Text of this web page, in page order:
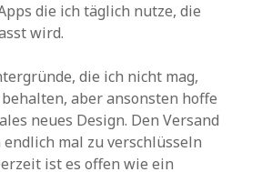
die ich täglich nutze, die
wird.
die ich nicht mag,
aber ansonsten hoffe
neues Design. Den Versand
mal zu verschlüsseln
ist es offen wie ein